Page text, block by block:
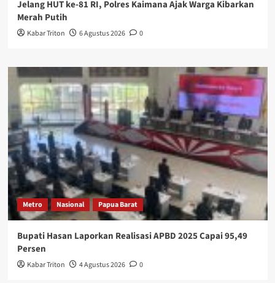
Jelang HUT ke-81 RI, Polres Kaimana Ajak Warga Kibarkan
Merah Putih
Kabar Triton 6 Agustus 2026 0
Metro Nasional Papua Barat
Bupati Hasan Laporkan Realisasi APBD 2025 Capai 95,49
Persen
Kabar Triton 4 Agustus 2026 0